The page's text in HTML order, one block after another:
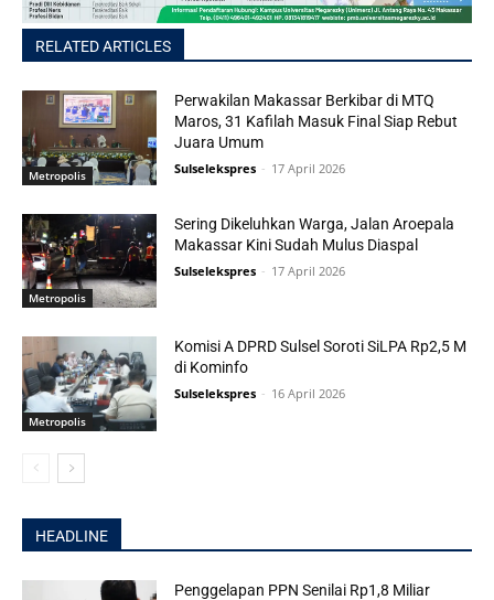
RELATED ARTICLES
Metropolis
Perwakilan Makassar Berkibar di MTQ
Maros, 31 Kafilah Masuk Final Siap Rebut
Juara Umum
Sulselekspres - 17 April 2026
Metropolis
Sering Dikeluhkan Warga, Jalan Aroepala
Makassar Kini Sudah Mulus Diaspal
Sulselekspres - 17 April 2026
Metropolis
Komisi A DPRD Sulsel Soroti SiLPA Rp2,5 M
di Kominfo
Sulselekspres - 16 April 2026
HEADLINE
Penggelapan PPN Senilai Rp1,8 Miliar